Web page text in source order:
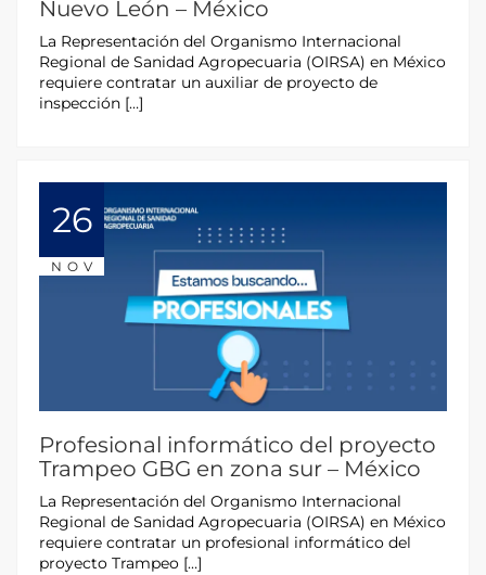
Nuevo León – México
La Representación del Organismo Internacional
Regional de Sanidad Agropecuaria (OIRSA) en México
requiere contratar un auxiliar de proyecto de
inspección […]
26
NOV
Profesional informático del proyecto
Trampeo GBG en zona sur – México
La Representación del Organismo Internacional
Regional de Sanidad Agropecuaria (OIRSA) en México
requiere contratar un profesional informático del
proyecto Trampeo […]